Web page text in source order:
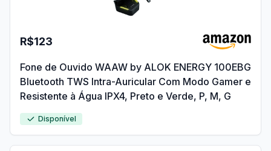
R$123
Fone de Ouvido WAAW by ALOK ENERGY 100EBG
Bluetooth TWS Intra-Auricular Com Modo Gamer e
Resistente à Água IPX4, Preto e Verde, P, M, G
Disponível